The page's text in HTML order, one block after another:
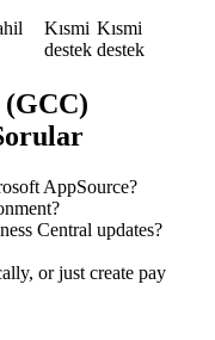
Kısmi
destek
Kısmi
destek
(GCC)
AppSource?
Central updates?
or just create pay